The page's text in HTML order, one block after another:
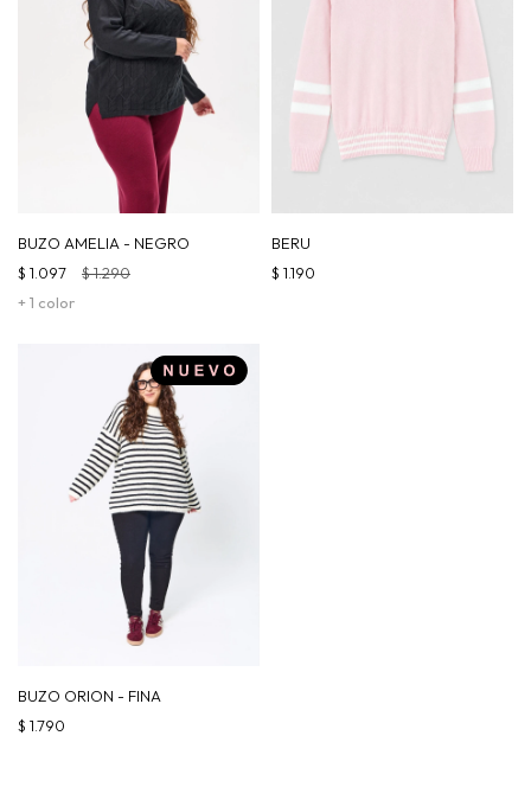
BUZO AMELIA - NEGRO
+ 1 color
$ 1.097 $1.290
BERU
$ 1.190
BUZO ORION - FINA
$ 1.790